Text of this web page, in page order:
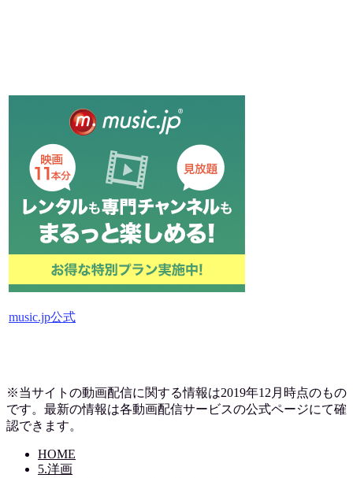
music.jp公式
※当サイトの動画配信に関する情報は2019年12月時点のもの
です。最新の情報は各動画配信サービスの公式ページにて確
認できます。
HOME
5.洋画